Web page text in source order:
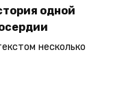
одной
несколько